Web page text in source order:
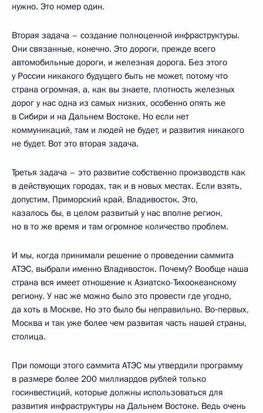
нужно. Это номер один.
Вторая задача – создание полноценной инфраструктуры.
Они связанные, конечно. Это дороги, прежде всего
автомобильные дороги, и железная дорога. Без этого
у России никакого будущего быть не может, потому что
страна огромная, а, как вы знаете, плотность железных
дорог у нас одна из самых низких, особенно опять же
в Сибири и на Дальнем Востоке. Но если нет
коммуникаций, там и людей не будет, и развития никакого
не будет. Вот это вторая задача.
Третья задача – это развитие собственно производств как
в действующих городах, так и в новых местах. Если взять,
допустим, Приморский край, Владивосток. Это,
казалось бы, в целом развитый у нас вполне регион,
но в то же время и там огромное количество проблем.
И мы, когда принимали решение о проведении саммита
АТЭС, выбрали именно Владивосток. Почему? Вообще наша
страна вся имеет отношение к Азиатско-Тихоокеанскому
региону. У нас же можно было это провести где угодно,
да хоть в Москве. Но это было бы неправильно. Во‑первых,
Москва и так уже более чем развитая часть нашей страны,
столица.
При помощи этого саммита АТЭС мы утвердили программу
в размере более 200 миллиардов рублей только
госинвестиций, которые должны использоваться для
развития инфраструктуры на Дальнем Востоке. Ведь очень